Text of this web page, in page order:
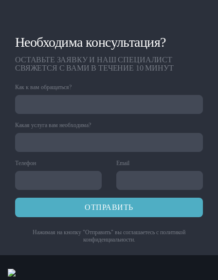
Необходима консультация?
ОСТАВЬТЕ ЗАЯВКУ И НАШ СПЕЦИАЛИСТ
СВЯЖЕТСЯ С ВАМИ В ТЕЧЕНИЕ 10 МИНУТ
Как к вам обращаться?
Какая услуга вам необходима?
Телефон Email
ОТПРАВИТЬ
Нажимая на кнопку "Отправить" вы соглашаетесь с политикой
конфиденциальности.